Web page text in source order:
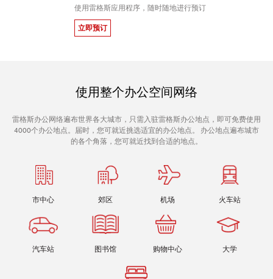
使用雷格斯应用程序，随时随地进行预订
立即预订
使用整个办公空间网络
雷格斯办公网络遍布世界各大城市，只需入驻雷格斯办公地点，即可免费使用
4000个办公地点。届时，您可就近挑选适宜的办公地点。 办公地点遍布城市
的各个角落，您可就近找到合适的地点。
市中心 郊区 机场 火车站
汽车站 图书馆 购物中心 大学